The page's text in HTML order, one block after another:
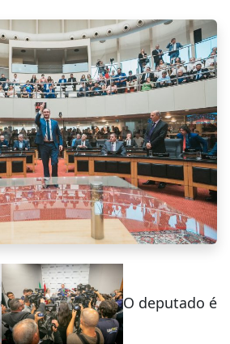
O deputado é